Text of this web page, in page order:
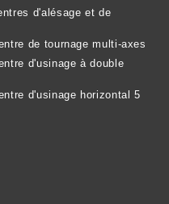
d'alésage et de
de tournage multi-axes
d'usinage à double
d'usinage horizontal 5